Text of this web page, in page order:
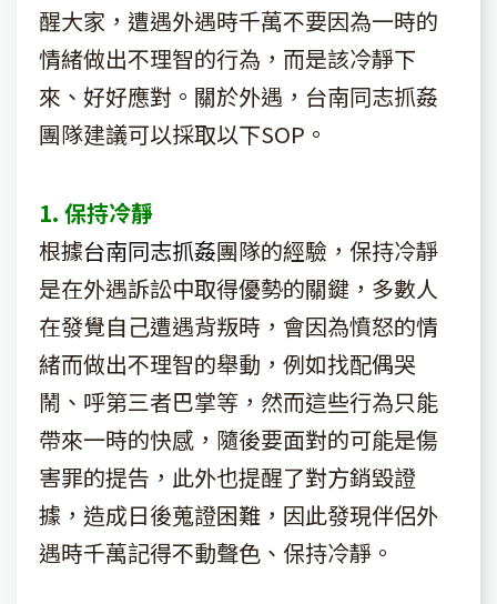
醒大家，遭遇外遇時千萬不要因為一時的
情緒做出不理智的行為，而是該冷靜下
來、好好應對。關於外遇，台南同志抓姦
團隊建議可以採取以下SOP。
1. 保持冷靜
根據台南同志抓姦團隊的經驗，保持冷靜
是在外遇訴訟中取得優勢的關鍵，多數人
在發覺自己遭遇背叛時，會因為憤怒的情
緒而做出不理智的舉動，例如找配偶哭
鬧、呼第三者巴掌等，然而這些行為只能
帶來一時的快感，隨後要面對的可能是傷
害罪的提告，此外也提醒了對方銷毀證
據，造成日後蒐證困難，因此發現伴侶外
遇時千萬記得不動聲色、保持冷靜。